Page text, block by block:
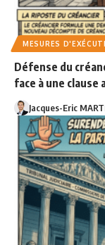
MESURES
Défense du
face à une clause
Jacques-Eric